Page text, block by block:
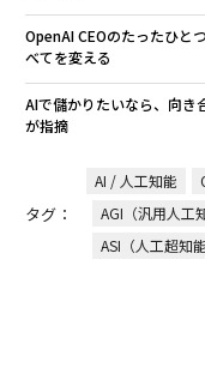
OpenAI CEOのたったひと
べてを変える
AIで儲かりたいなら、向き
が指摘
タグ：
AI / 人工知能
AGI（汎用人工
ASI（人工超知